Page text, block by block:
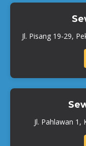
Jl. Pisang 19-29,
Jl. Pahlawan 1,